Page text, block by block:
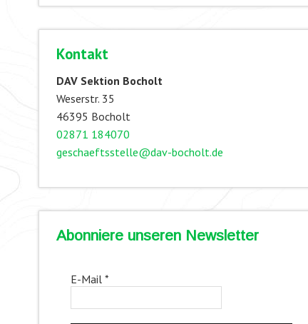
Kontakt
DAV Sektion Bocholt
Weserstr. 35
46395 Bocholt
02871 184070
geschaeftsstelle@dav-bocholt.de
Abonniere unseren Newsletter
E-Mail *